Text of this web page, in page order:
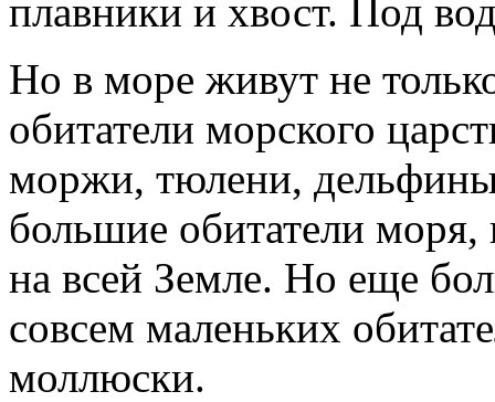
плавники и хвост. Под
Но в море живут не
обитатели морского
моржи, тюлени,
большие обитатели
на всей Земле. Но еще
совсем маленьких
моллюски.